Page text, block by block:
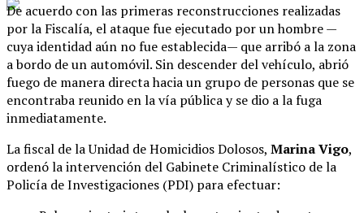
De acuerdo con las primeras reconstrucciones realizadas
por la Fiscalía, el ataque fue ejecutado por un hombre —
cuya identidad aún no fue establecida— que arribó a la zona
a bordo de un automóvil. Sin descender del vehículo, abrió
fuego de manera directa hacia un grupo de personas que se
encontraba reunido en la vía pública y se dio a la fuga
inmediatamente.
La fiscal de la Unidad de Homicidios Dolosos, Marina Vigo,
ordenó la intervención del Gabinete Criminalístico de la
Policía de Investigaciones (PDI) para efectuar: